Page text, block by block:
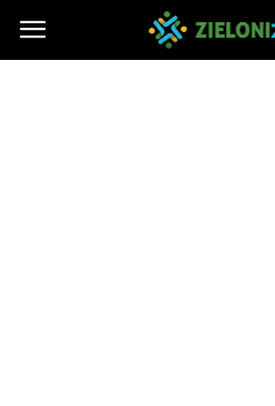
Zieloni2004.pl